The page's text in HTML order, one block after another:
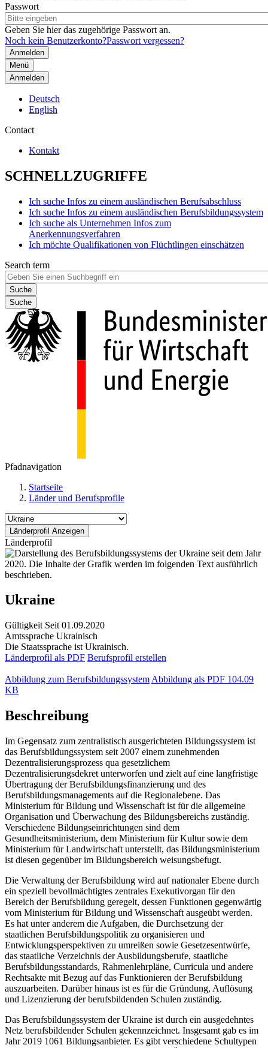
Passwort
Geben Sie hier das zugehörige Passwort an.
Noch kein Benutzerkonto?Passwort vergessen?
Menü
Anmelden
Deutsch
English
Contact
Kontakt
SCHNELLZUGRIFFE
Ich suche Infos zu einem ausländischen Berufsabschluss
Ich suche Infos zu einem ausländischen Berufsbildungssystem
Ich suche als Unternehmen Infos zum
Anerkennungsverfahren
Ich möchte Qualifikationen von Flüchtlingen einschätzen
Search term
Suche
Pfadnavigation
Startseite
Länder und Berufsprofile
Länderprofil
Ukraine
Gültigkeit Seit 01.09.2020
Amtssprache Ukrainisch
Die Staatssprache ist Ukrainisch.
Länderprofil als PDF Berufsprofil erstellen
Abbildung zum Berufsbildungssystem Abbildung als PDF 104.09
KB
Beschreibung
Im Gegensatz zum zentralistisch ausgerichteten Bildungssystem ist
das Berufsbildungssystem seit 2007 einem zunehmenden
Dezentralisierungsprozess qua gesetzlichem
Dezentralisierungsdekret unterworfen und zielt auf eine langfristige
Übertragung der Berufsbildungsfinanzierung und des
Berufsbildungsmanagements auf die Regionalebene. Das
Ministerium für Bildung und Wissenschaft ist für die allgemeine
Organisation und Überwachung des Bildungsbereichs zuständig.
Verschiedene Bildungseinrichtungen sind dem
Gesundheitsministerium, dem Ministerium für Kultur sowie dem
Ministerium für Landwirtschaft unterstellt, das Bildungsministerium
ist diesen gegenüber im Bildungsbereich weisungsbefugt.
Die Verwaltung der Berufsbildung wird auf nationaler Ebene durch
ein speziell bevollmächtigtes zentrales Exekutivorgan für den
Bereich der Berufsbildung geregelt, dessen Funktionen gegenwärtig
vom Ministerium für Bildung und Wissenschaft ausgeübt werden.
Es hat unter anderem die Aufgaben, die Durchsetzung der
staatlichen Berufsbildungspolitik zu organisieren und
Entwicklungsperspektiven zu umreißen sowie Gesetzesentwürfe,
das staatliche Verzeichnis der Ausbildungsberufe, staatliche
Berufsbildungsstandards, Rahmenlehrpläne, Curricula und andere
Rechtsakte mit Bezug auf das Funktionieren der Berufsbildung
auszuarbeiten. Darüber hinaus ist es für die Gründung, Auflösung
und Lizenzierung der berufsbildenden Schulen zuständig.
Das Berufsbildungssystem der Ukraine ist durch ein ausgedehntes
Netz berufsbildender Schulen gekennzeichnet. Insgesamt gab es im
Jahr 2019 1061 Bildungsanbieter. Es gibt verschiedene Schultypen